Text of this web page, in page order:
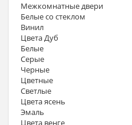
Межкомнатные двери
Белые со стеклом
Винил
Цвета Дуб
Белые
Серые
Черные
Цветные
Светлые
Цвета ясень
Эмаль
Цвета венге